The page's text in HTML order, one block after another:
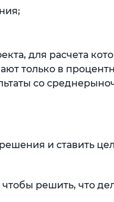
для расчета
только в
со
и ставить
решить, что